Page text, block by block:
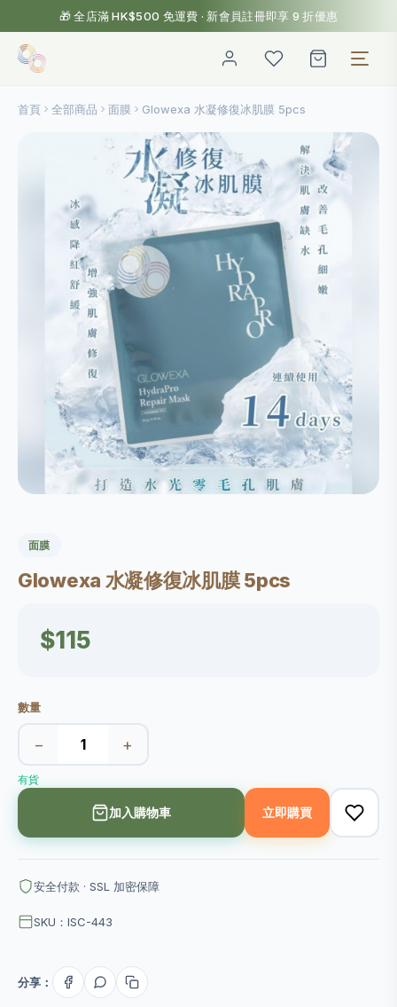
🎁 全店滿 HK$500 免運費 · 新會員註冊即享 9 折優惠
首頁 全部商品 面膜 Glowexa 水凝修復冰肌膜 5pcs
面膜
Glowexa 水凝修復冰肌膜 5pcs
$115
數量
− +
有貨
加入購物車 立即購買
安全付款 · SSL 加密保障
SKU：ISC-443
分享：